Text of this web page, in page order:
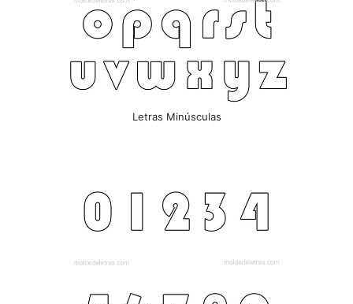
Letras Minúsculas